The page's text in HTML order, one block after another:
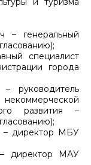
– генеральный
специалист
города
руководитель
развития –
– директор МБУ
директор МАУ